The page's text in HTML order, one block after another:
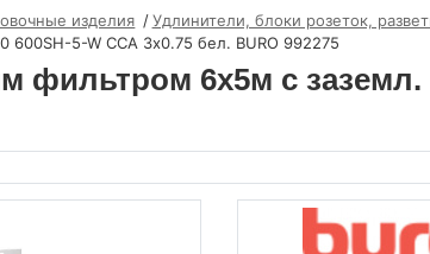
изделия Удлинители, блоки розеток,
5-W CCA 3х0.75 бел. BURO 992275
фильтром 6х5м с заземл.